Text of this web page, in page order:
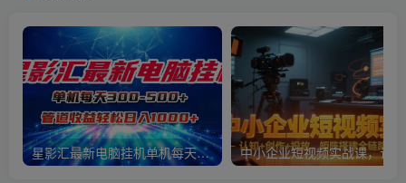
星影汇最新电脑挂机单机每天300+团队管道收益轻松日入1000+